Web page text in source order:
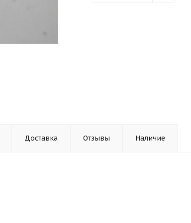
Доставка Отзывы Наличие